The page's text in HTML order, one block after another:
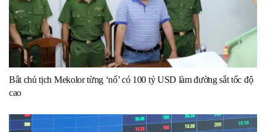
Bắt chủ tịch Mekolor từng ‘nổ’ có 100 tỷ USD làm đường sắt tốc độ
cao